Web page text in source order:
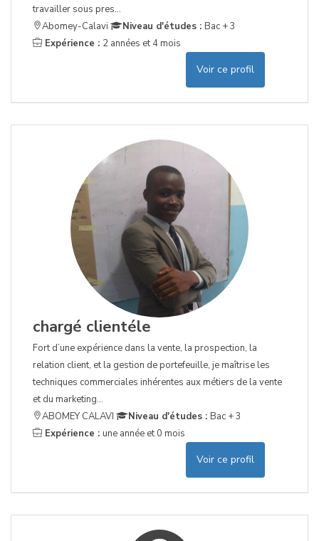
travailler sous pres...
Abomey-Calavi
Niveau d'études : Bac + 3
Expérience : 2 années et 4 mois
Voir ce profil
chargé clientéle
Fort d’une expérience dans la vente, la prospection, la
relation client, et la gestion de portefeuille, je maîtrise les
techniques commerciales inhérentes aux métiers de la vente
et du marketing...
ABOMEY CALAVI
Niveau d'études : Bac + 3
Expérience : une année et 0 mois
Voir ce profil